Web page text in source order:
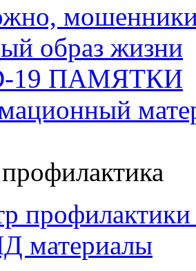
образ жизни
19 ПАМЯТКИ
материалы